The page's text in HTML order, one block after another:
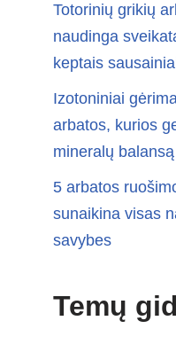
Totorinių grikių
naudinga
keptais
Izotoniniai
arbatos, kurios
mineralų balansą
5 arbatos
sunaikina visas
savybes
Temų